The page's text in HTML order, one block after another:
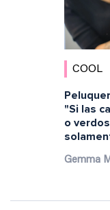
COOL
"Si las
o
Gemma